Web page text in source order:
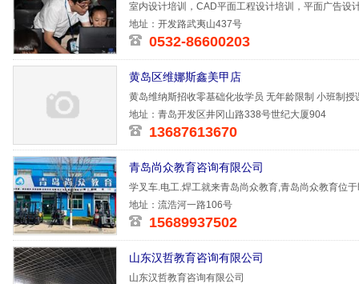
室内设计培训，CAD平面工程设计培训，平面广告设
培训
地址：开发路武夷山437号
0532-86600203
黄岛区维娜斯鑫美甲店
黄岛维纳斯招收零基础化妆学员 无年龄限制 小班制
地址：青岛开发区井冈山路338号世纪大厦904
13687613670
青岛尚众教育咨询有限公司
学叉车.电工.焊工就来青岛尚众教育,青岛尚众教育位
司是一家
地址：流浩河一路106号
15689937502
山东汉哲教育咨询有限公司
山东汉哲教育咨询有限公司